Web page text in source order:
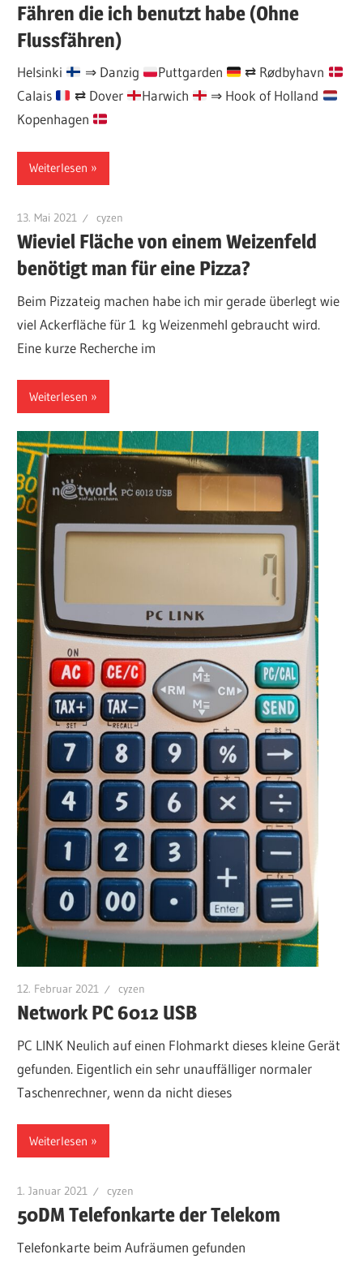
Fähren die ich benutzt habe (Ohne
Flussfähren)
Helsinki ⇒ Danzig Puttgarden
⇄ Rødbyhavn
Calais
⇄ Dover Harwich
⇒ Hook of Holland
Kopenhagen
Weiterlesen
13. Mai 2021 cyzen
Wieviel Fläche von einem Weizenfeld
benötigt man für eine Pizza?
Beim Pizzateig machen habe ich mir gerade überlegt wie
viel Ackerfläche für 1 kg Weizenmehl gebraucht wird.
Eine kurze Recherche im
Weiterlesen
12. Februar 2021 cyzen
Network PC 6012 USB
PC LINK Neulich auf einen Flohmarkt dieses kleine Gerät
gefunden. Eigentlich ein sehr unauffälliger normaler
Taschenrechner, wenn da nicht dieses
Weiterlesen
1. Januar 2021 cyzen
50DM Telefonkarte der Telekom
Telefonkarte beim Aufräumen gefunden